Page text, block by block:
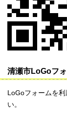
清瀬市LoGoフ
LoGoフォームを
い。